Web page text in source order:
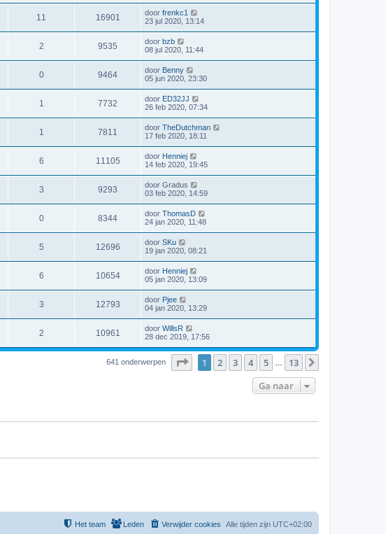
11 16901 door frenkc1
23 jul 2020, 13:14
2 9535 door bzb
08 jul 2020, 11:44
0 9464 door Benny
05 jun 2020, 23:30
1 7732 door ED32JJ
26 feb 2020, 07:34
1 7811 door TheDutchman
17 feb 2020, 18:11
6 11105 door Henniej
14 feb 2020, 19:45
3 9293 door Gradus
03 feb 2020, 14:59
0 8344 door ThomasD
24 jan 2020, 11:48
5 12696 door SKu
19 jan 2020, 08:21
6 10654 door Henniej
05 jan 2020, 13:09
3 12793 door Pjee
04 jan 2020, 13:29
2 10961 door WillsR
28 dec 2019, 17:56
641 onderwerpen Pagina1 van 13
1 2 3 4 5 … 13
Ga naar
Alle tijden zijn UTC+02:00
Verwijder cookies
Leden
Het team